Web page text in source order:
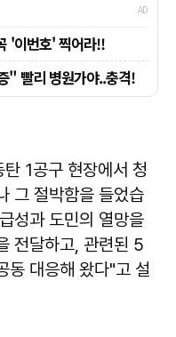
1공구 현장에서 청
그 절박함을 들었습
성과 도민의 열망을
전달하고, 관련된 5
동 대응해 왔다"고 설